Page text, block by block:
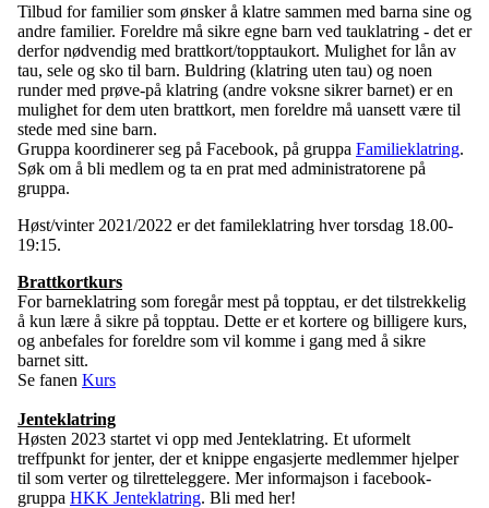
Tilbud for familier som ønsker å klatre sammen med barna sine og
andre familier. Foreldre må sikre egne barn ved tauklatring - det er
derfor nødvendig med brattkort/topptaukort. Mulighet for lån av
tau, sele og sko til barn. Buldring (klatring uten tau) og noen
runder med prøve-på klatring (andre voksne sikrer barnet) er en
mulighet for dem uten brattkort, men foreldre må uansett være til
stede med sine barn.
Gruppa koordinerer seg på Facebook, på gruppa Familieklatring.
Søk om å bli medlem og ta en prat med administratorene på
gruppa.
Høst/vinter 2021/2022 er det famileklatring hver torsdag 18.00-
19:15.
Brattkortkurs
For barneklatring som foregår mest på topptau, er det tilstrekkelig
å kun lære å sikre på topptau. Dette er et kortere og billigere kurs,
og anbefales for foreldre som vil komme i gang med å sikre
barnet sitt.
Se fanen Kurs
Jenteklatring
Høsten 2023 startet vi opp med Jenteklatring. Et uformelt
treffpunkt for jenter, der et knippe engasjerte medlemmer hjelper
til som verter og tilretteleggere. Mer informajson i facebook-
gruppa HKK Jenteklatring. Bli med her!